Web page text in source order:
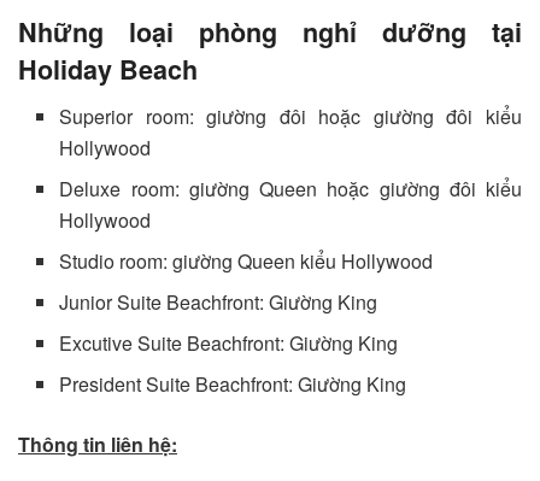
Những loại phòng nghỉ dưỡng tại
Holiday Beach
Superior room: giường đôi hoặc giường đôi kiểu
Hollywood
Deluxe room: giường Queen hoặc giường đôi kiểu
Hollywood
Studio room: giường Queen kiểu Hollywood
Junior Suite Beachfront: Giường King
Excutive Suite Beachfront: Giường King
President Suite Beachfront: Giường King
Thông tin liên hệ: